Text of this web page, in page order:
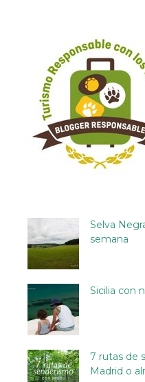
Selva
semana
Sicilia con
7 rutas de
Madrid o